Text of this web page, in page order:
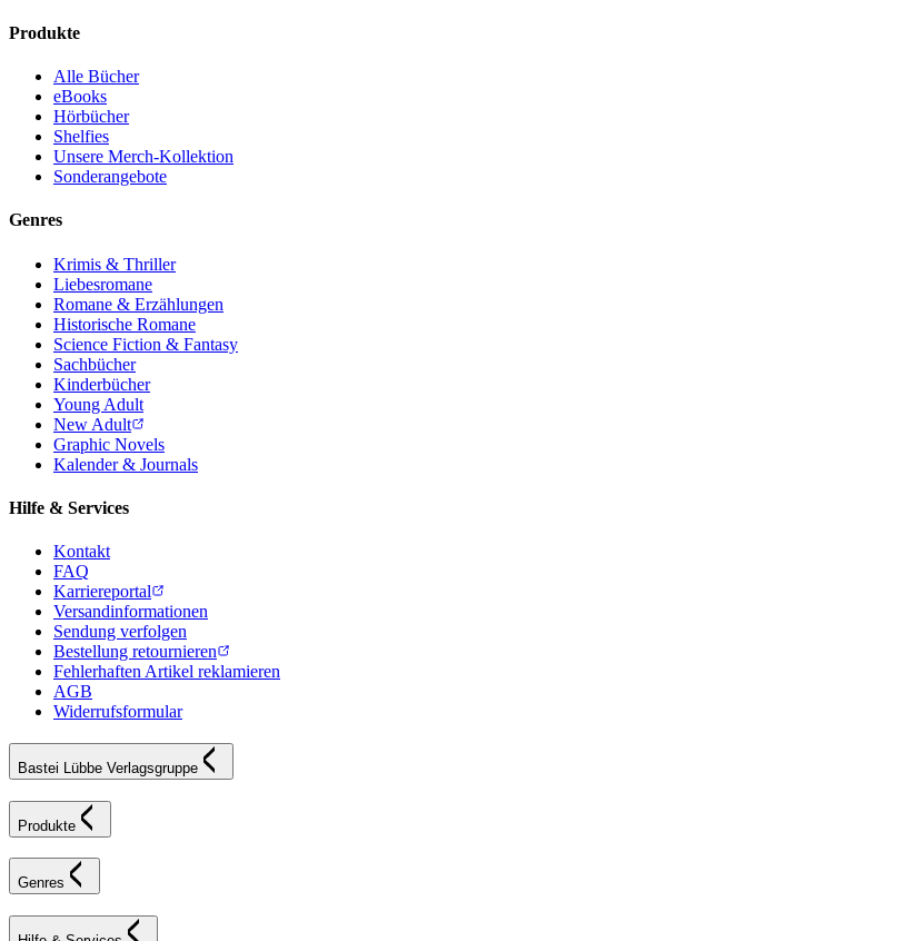
Produkte
Alle Bücher
eBooks
Hörbücher
Shelfies
Unsere Merch-Kollektion
Sonderangebote
Genres
Krimis & Thriller
Liebesromane
Romane & Erzählungen
Historische Romane
Science Fiction & Fantasy
Sachbücher
Kinderbücher
Young Adult
New Adult
Graphic Novels
Kalender & Journals
Hilfe & Services
Kontakt
FAQ
Karriereportal
Versandinformationen
Sendung verfolgen
Bestellung retournieren
Fehlerhaften Artikel reklamieren
AGB
Widerrufsformular
Bastei Lübbe Verlagsgruppe
Produkte
Genres